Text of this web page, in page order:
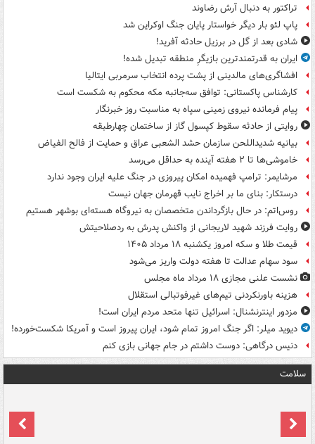
تراکتور به دنبال آرش رضاوند
پاپ لئو بار دیگر خواستار پایان جنگ اوکراین شد
شادی بعد از گل در برزیل حادثه آفرید!
ایران به قدرتمندترین بازیگرِ منطقه تبدیل شده!
افشاگری‌های مالدینی از پشت پرده انتخاب سرمربی ایتالیا
کارشناس پاکستانی: توافق سه‌جانبه مکه محکوم به شکست است
پیام فرمانده نیروی زمینی سپاه به مناسبت روز خبرنگار
روایتی از حادثه سقوط کپسول گاز از ساختمان چهارطبقه
بیانیه شدیداللحن سازمان حشد الشعبی عراق و حمایت از فالح الفیاض
خاموشی‌ها تا ۲ هفته آینده به حداقل می‌رسد
مرشایمر: ترامپ فهمیده امکان پیروزی در جنگ علیه ایران وجود ندارد
درستکار: بنای ما بر اخراج نایب قهرمان جهان نیست
روس‌اتم: در حال بازگرداندن متخصصان به نیروگاه هسته‌ای بوشهر هستیم
روایت فرزند شهید لاریجانی از واکنش پدرش به ردصلاحیتش
قیمت طلا و سکه امروز یکشنبه ۱۸ مرداد ۱۴۰۵
سود سهام عدالت تا هفته دولت واریز می‌شود
نشست علنی مجازی ۱۸ مرداد ماه مجلس
هزینه باورنکردنی تیم‌های غیرفوتبالی استقلال
مزدور اینترنشنال: اسرائیل تنها متحد مردم ایران است!
دیوید میلر: اگر جنگ امروز تمام شود، ایران پیروز است و آمریکا شکست‌خورده!
دنیس درگاهی: دوست داشتم در جام جهانی بازی کنم
سلامت